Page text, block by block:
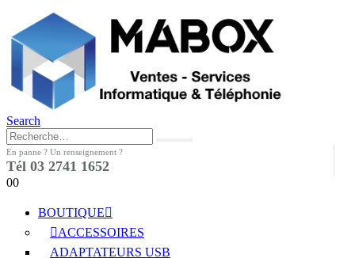
Search
En panne ? Un renseignement ?
Tél 03 2741 1652
00
BOUTIQUE
ACCESSOIRES
ADAPTATEURS USB